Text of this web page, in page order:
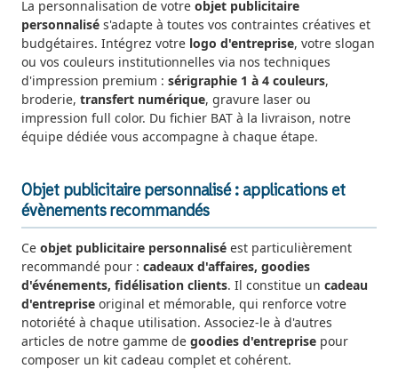
La personnalisation de votre objet publicitaire
personnalisé s'adapte à toutes vos contraintes créatives et
budgétaires. Intégrez votre logo d'entreprise, votre slogan
ou vos couleurs institutionnelles via nos techniques
d'impression premium : sérigraphie 1 à 4 couleurs,
broderie, transfert numérique, gravure laser ou
impression full color. Du fichier BAT à la livraison, notre
équipe dédiée vous accompagne à chaque étape.
Objet publicitaire personnalisé : applications et
évènements recommandés
Ce objet publicitaire personnalisé est particulièrement
recommandé pour : cadeaux d'affaires, goodies
d'événements, fidélisation clients. Il constitue un cadeau
d'entreprise original et mémorable, qui renforce votre
notoriété à chaque utilisation. Associez-le à d'autres
articles de notre gamme de goodies d'entreprise pour
composer un kit cadeau complet et cohérent.